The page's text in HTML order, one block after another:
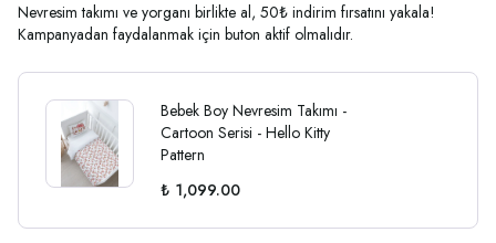
Nevresim takımı ve yorganı birlikte al, 50₺ indirim fırsatını yakala!
Kampanyadan faydalanmak için buton aktif olmalıdır.
Bebek Boy Nevresim Takımı -
Cartoon Serisi - Hello Kitty
Pattern
₺ 1,099.00